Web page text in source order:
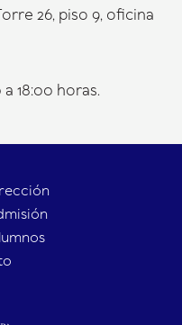
26, piso 9, oficina
18:00 horas.